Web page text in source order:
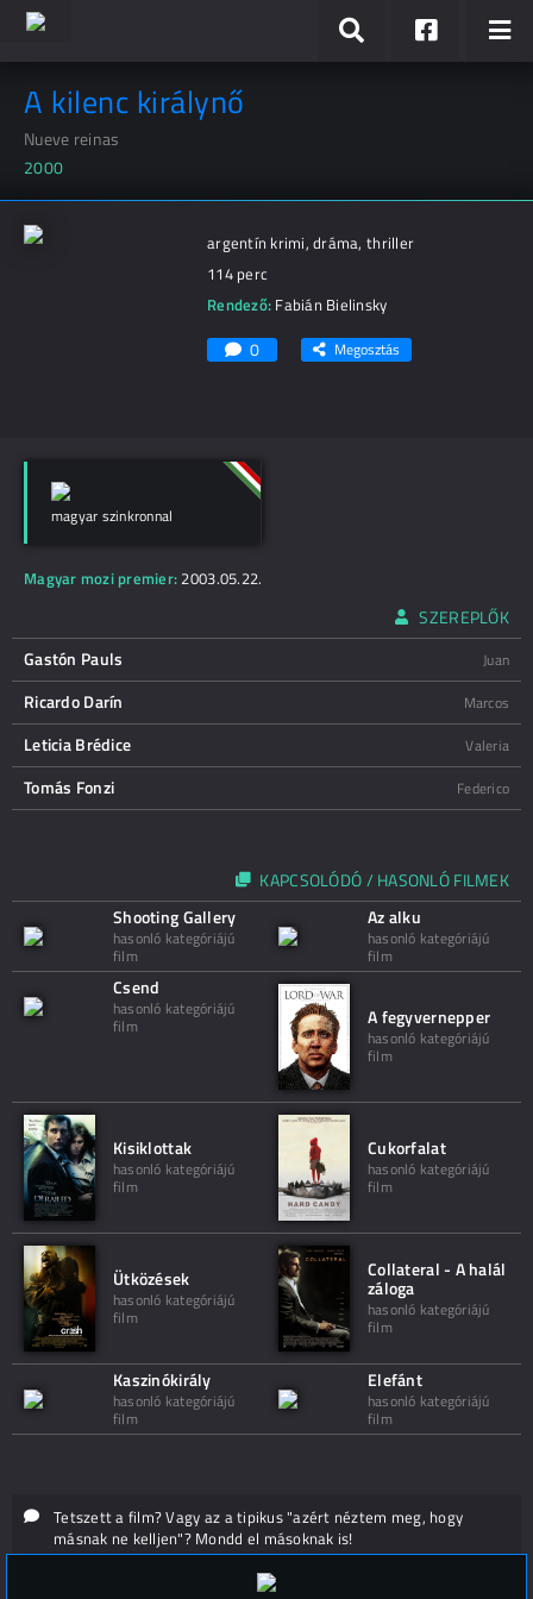
A kilenc királynő
Nueve reinas
2000
argentín krimi, dráma, thriller
114 perc
Rendező: Fabián Bielinsky
0 Megosztás
magyar szinkronnal
Magyar mozi premier: 2003.05.22.
SZEREPLŐK
Gastón Pauls
Juan
Ricardo Darín Marcos
Leticia Brédice Valeria
Tomás Fonzi Federico
KAPCSOLÓDÓ / HASONLÓ FILMEK
Shooting Gallery
hasonló kategóriájú
film
Az alku
hasonló kategóriájú
film
Csend
hasonló kategóriájú
film A fegyvernepper
hasonló kategóriájú
film
Kisiklottak
hasonló kategóriájú
film
Cukorfalat
hasonló kategóriájú
film
Ütközések
hasonló kategóriájú
film
Collateral - A halál
záloga
hasonló kategóriájú
film
Kaszinókirály
hasonló kategóriájú
film
Elefánt
hasonló kategóriájú
film
Tetszett a film? Vagy az a tipikus "azért néztem meg, hogy
másnak ne kelljen"? Mondd el másoknak is!
Hozzászólások (